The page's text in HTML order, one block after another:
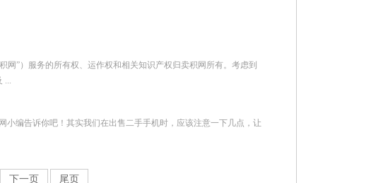
”）服务的所有权、运作权和相关知识产权归卖积网所有。考虑到
...
编告诉你吧！其实我们在出售二手手机时，应该注意一下几点，让
下一页 尾页